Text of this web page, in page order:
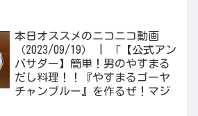
本日オススメのニコニコ動画
（2023/09/19） | 「【公式アン
バサダー】簡単！男のやすまる
だし料理！！『やすまるゴーヤ
チャンプルー』を作るぜ！マジ